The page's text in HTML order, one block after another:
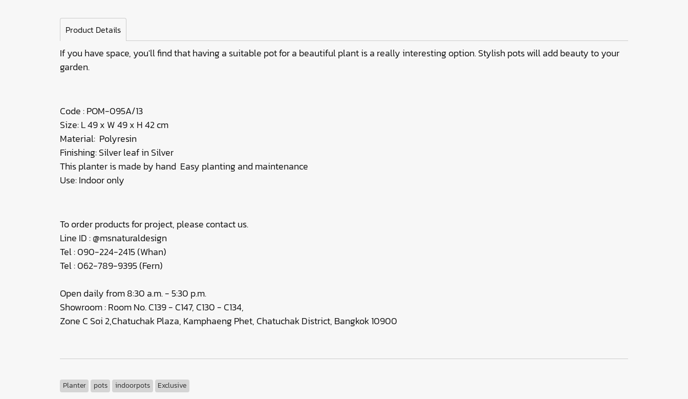
Product Details
If you have space, you'll find that having a suitable pot for a beautiful plant is a really interesting option. Stylish pots will add beauty to your
garden.
Code : POM-095A/13
Size: L 49 x W 49 x H 42 cm
Material: Polyresin
Finishing: Silver leaf in Silver
This planter is made by hand Easy planting and maintenance
Use: Indoor only
To order products for project, please contact us.
Line ID : @msnaturaldesign
Tel : 090-224-2415 (Whan)
Tel : 062-789-9395 (Fern)
Open daily from 8:30 a.m. - 5:30 p.m.
Showroom : Room No. C139 - C147, C130 - C134,
Zone C Soi 2,Chatuchak Plaza, Kamphaeng Phet, Chatuchak District, Bangkok 10900
Planter pots indoorpots Exclusive